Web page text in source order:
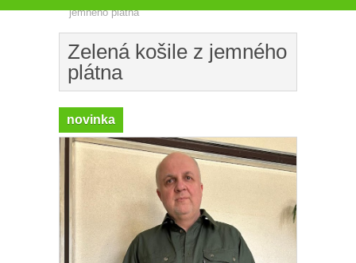
jemného plátna
Zelená košile z jemného
plátna
novinka